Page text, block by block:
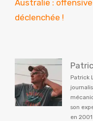
Australie :
déclenchée !
Patrick
son
en